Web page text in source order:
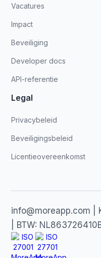
Vacatures
Impact
Beveiliging
Developer docs
API-referentie
Legal
Privacybeleid
Beveiligingsbeleid
Licentieovereenkomst
info@moreapp.com |
| BTW: